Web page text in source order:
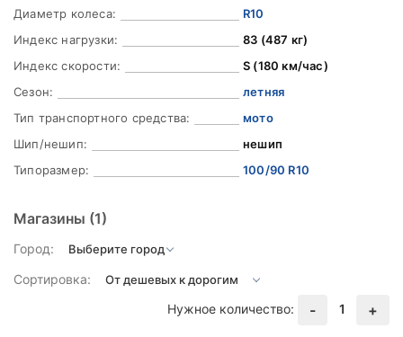
Диаметр колеса:
R10
Индекс нагрузки:
83 (487 кг)
Индекс скорости:
S (180 км/час)
Сезон:
летняя
Тип транспортного средства:
мото
Шип/нешип:
нешип
Типоразмер:
100/90 R10
Магазины (1)
Город:
Сортировка:
Нужное количество:
- 1 +